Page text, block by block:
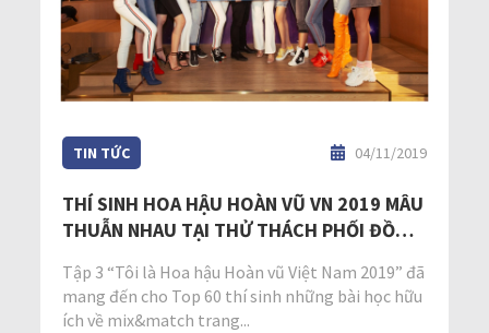
TIN TỨC 04/11/2019
THÍ SINH HOA HẬU HOÀN VŨ VN 2019 MÂU
THUẪN NHAU TẠI THỬ THÁCH PHỐI ĐỒ
2019
Tập 3 “Tôi là Hoa hậu Hoàn vũ Việt Nam 2019” đã
mang đến cho Top 60 thí sinh những bài học hữu
ích về mix&match trang...